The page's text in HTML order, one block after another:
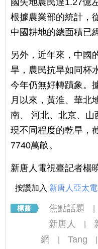
根據農業部的統計，
中國耕地的總面積已
另外，近年來，中國
旱，農民抗旱如同杯
今年仍無好轉蹟象。
月以來，黃淮、華北
南、 河北、北京、山
現不同程度的乾旱，
7740萬畝。
新唐人電視臺記者楊
按讚加入 新唐人亞太
焦點話題
新唐人
網
Tang